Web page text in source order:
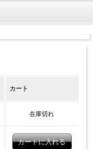
カート
在庫切れ